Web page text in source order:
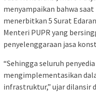
menyampaikan bahwa
menerbitkan 5 Surat
Menteri PUPR yang
penyelenggaraan jasa
“Sehingga seluruh
mengimplementasikan
infrastruktur,” ujar dilansir